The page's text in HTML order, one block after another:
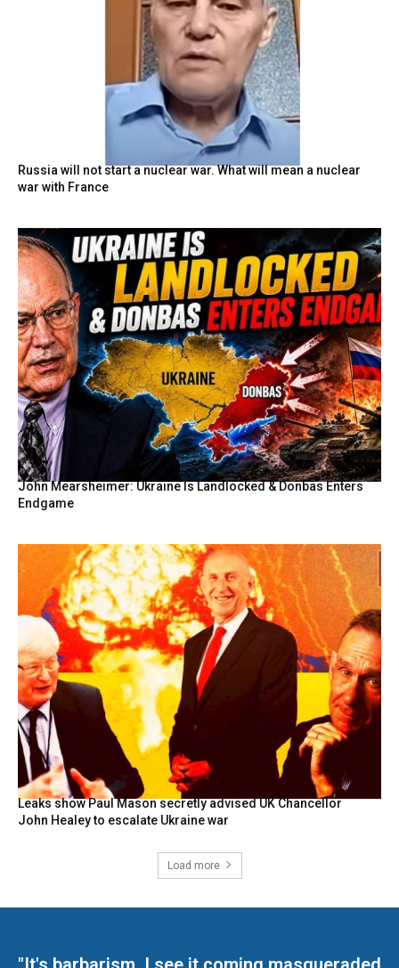
Russia will not start a nuclear war. What will mean a nuclear
war with France
John Mearsheimer: Ukraine Is Landlocked & Donbas Enters
Endgame
Leaks show Paul Mason secretly advised UK Chancellor
John Healey to escalate Ukraine war
Load more